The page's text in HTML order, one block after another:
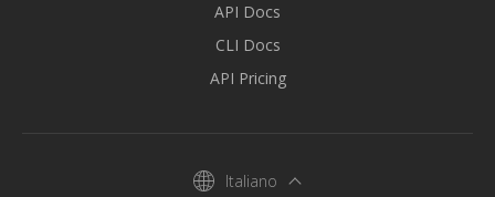
API Docs
CLI Docs
API Pricing
Italiano